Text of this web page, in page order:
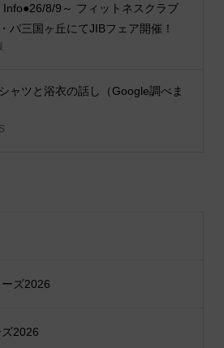
Info●26/8/9～ フィットネスクラブ
パ三国ヶ丘にてJIBフェア開催！
ャツと浴衣の話し（Google調べま
ズ2026
2026